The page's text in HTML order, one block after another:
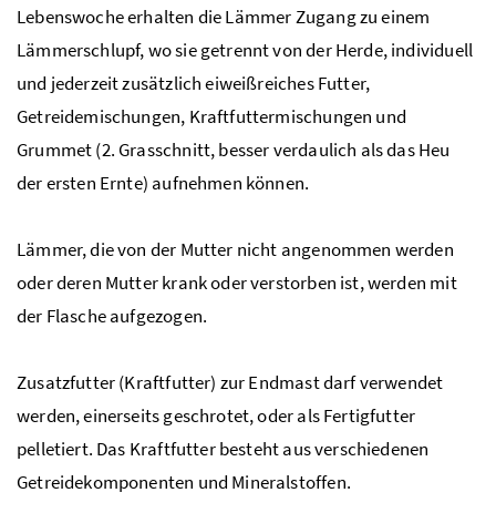
Lebenswoche erhalten die Lämmer Zugang zu einem
Lämmerschlupf, wo sie getrennt von der Herde, individuell
und jederzeit zusätzlich eiweißreiches Futter,
Getreidemischungen, Kraftfuttermischungen und
Grummet (2. Grasschnitt, besser verdaulich als das Heu
der ersten Ernte) aufnehmen können.
Lämmer, die von der Mutter nicht angenommen werden
oder deren Mutter krank oder verstorben ist, werden mit
der Flasche aufgezogen.
Zusatzfutter (Kraftfutter) zur Endmast darf verwendet
werden, einerseits geschrotet, oder als Fertigfutter
pelletiert. Das Kraftfutter besteht aus verschiedenen
Getreidekomponenten und Mineralstoffen.